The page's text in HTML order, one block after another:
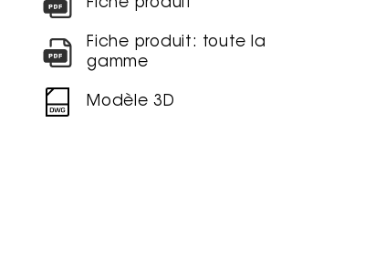
Fiche produit
Fiche produit: toute la
gamme
Modèle 3D